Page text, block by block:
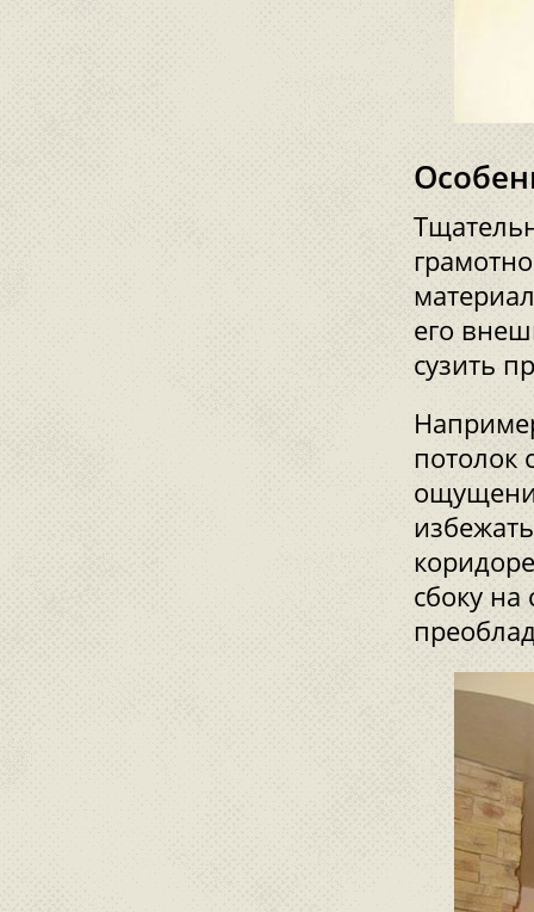
его
сузить
потолок
сбоку на